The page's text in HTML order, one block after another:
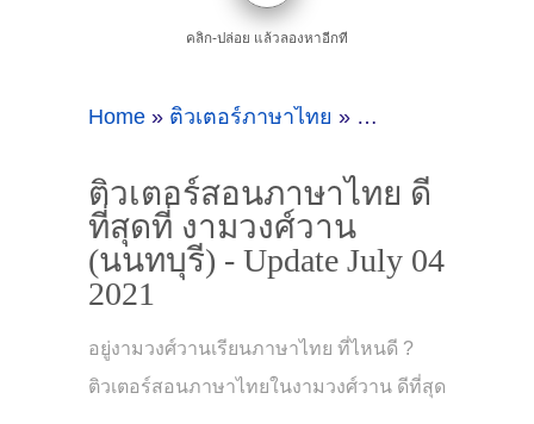
คลิก-ปล่อย แล้วลองหาอีกที
Home » ติวเตอร์ภาษาไทย » ติวเตอร์สอนภาษา
ติวเตอร์สอนภาษาไทย ดี
ที่สุดที่ งามวงศ์วาน
(นนทบุรี) - Update July 04
2021
อยู่งามวงศ์วานเรียนภาษาไทย ที่ไหนดี ?
ติวเตอร์สอนภาษาไทยในงามวงศ์วาน ดีที่สุด